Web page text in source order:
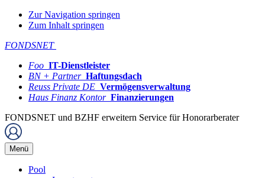
Zur Navigation springen
Zum Inhalt springen
FONDSNET
Foo IT-Dienstleister
BN + Partner Haftungsdach
Reuss Private DE Vermögensverwaltung
Haus Finanz Kontor Finanzierungen
FONDSNET und BZHF erweitern Service für Honorarberater
Menü
Pool